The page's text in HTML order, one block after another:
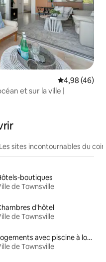
Note
4,98 (46)
et sur la ville |
Les sites incontournables du coin
boutiques
de Townsville
d'hôtel
de Townsville
Logements avec piscine à louer
de Townsville